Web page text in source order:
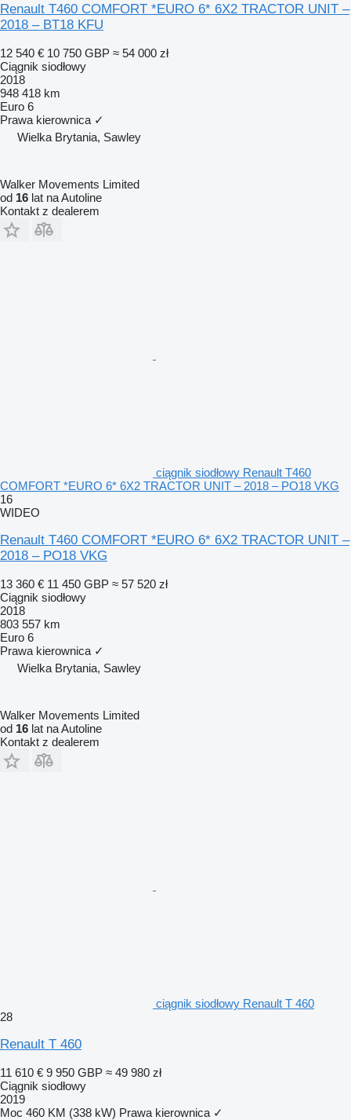
Renault T460 COMFORT *EURO 6* 6X2 TRACTOR UNIT –
2018 – BT18 KFU
12 540 € 10 750 GBP ≈ 54 000 zł
Ciągnik siodłowy
2018
948 418 km
Euro 6
Prawa kierownica ✓
Wielka Brytania, Sawley
Walker Movements Limited
od 16 lat na Autoline
Kontakt z dealerem
ciągnik siodłowy Renault T460
COMFORT *EURO 6* 6X2 TRACTOR UNIT – 2018 – PO18 VKG
16
WIDEO
Renault T460 COMFORT *EURO 6* 6X2 TRACTOR UNIT –
2018 – PO18 VKG
13 360 € 11 450 GBP ≈ 57 520 zł
Ciągnik siodłowy
2018
803 557 km
Euro 6
Prawa kierownica ✓
Wielka Brytania, Sawley
Walker Movements Limited
od 16 lat na Autoline
Kontakt z dealerem
ciągnik siodłowy Renault T 460
28
Renault T 460
11 610 € 9 950 GBP ≈ 49 980 zł
Ciągnik siodłowy
2019
Moc 460 KM (338 kW) Prawa kierownica ✓